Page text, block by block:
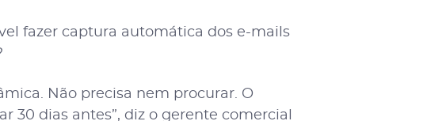
fazer captura automática dos e-mails
Não precisa nem procurar. O
30 dias antes”, diz o gerente comercial